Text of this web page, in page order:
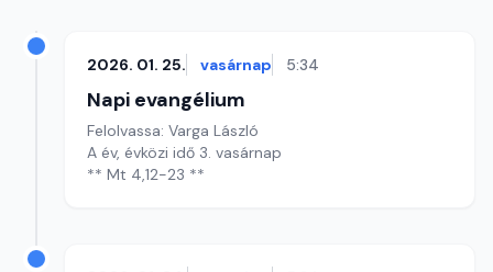
2026. 01. 25. vasárnap 5:34
Napi evangélium
Felolvassa: Varga László
A év, évközi idő 3. vasárnap
** Mt 4,12-23 **